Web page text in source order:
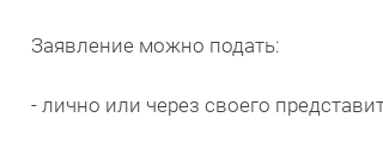
Заявление можно подать:
- лично или через своего